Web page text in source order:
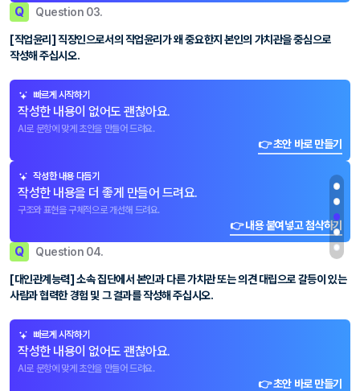
Q Question 03.
[직업윤리] 직장인으로서의 직업윤리가 왜 중요한지 본인의 가치관을 중심으로
작성해 주십시오.
빠르게 시작하기
작성한 내용이 없어도 괜찮아요.
AI로 문항에 맞게 초안을 만들어 드려요.
👉 초안 바로 만들기
작성한 내용 다듬기
작성한 내용을 더 좋게 만들어 드려요.
구조와 표현을 구체적으로 개선해 드려요.
👉 내용 붙여넣고 첨삭하기
Q Question 04.
[대인관계능력] 소속 집단에서 본인과 다른 가치관 또는 의견 대립으로 갈등이 있는
사람과 협력한 경험 및 그 결과를 작성해 주십시오.
빠르게 시작하기
작성한 내용이 없어도 괜찮아요.
AI로 문항에 맞게 초안을 만들어 드려요.
👉 초안 바로 만들기